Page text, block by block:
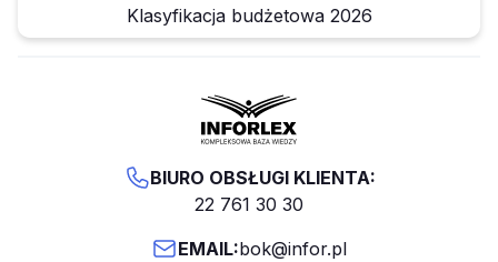
Klasyfikacja budżetowa 2026
BIURO OBSŁUGI KLIENTA:
22 761 30 30
EMAIL:bok@infor.pl